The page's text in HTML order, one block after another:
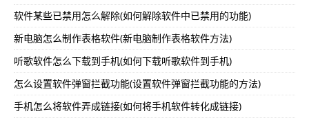
软件某些已禁用怎么解除(如何解除软件中已禁用的功能)
新电脑怎么制作表格软件(新电脑制作表格软件方法)
听歌软件怎么下载到手机(如何下载听歌软件到手机)
怎么设置软件弹窗拦截功能(设置软件弹窗拦截功能的方法)
手机怎么将软件弄成链接(如何将手机软件转化成链接)